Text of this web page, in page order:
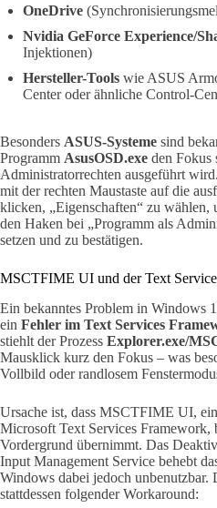
OneDrive
Nvidia GeForce Experience/
Injektionen)
Hersteller-Tools wie ASUS
Center oder ähnliche Control-
Besonders ASUS-Systeme sind
Programm AsusOSD.exe den Fokus
Administratorrechten ausgeführt
mit der rechten Maustaste auf die
klicken, „Eigenschaften“ zu wählen,
den Haken bei „Programm als
setzen und zu bestätigen.
MSCTFIME UI und der Text
Ein bekanntes Problem in Windows
ein Fehler im Text Services
stiehlt der Prozess Explorer.exe/
Mausklick kurz den Fokus – was
Vollbild oder randlosem
Ursache ist, dass MSCTFIME UI,
Microsoft Text Services Framework,
Vordergrund übernimmt. Das
Input Management Service behebt
Windows dabei jedoch unbenutzbar.
stattdessen folgender Workaround: